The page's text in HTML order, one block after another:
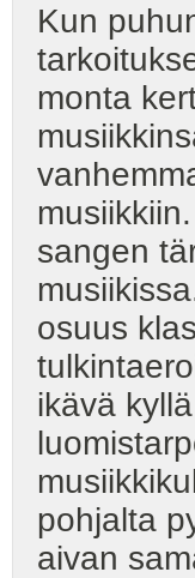
Kun
monta
sangen
osuus
ikävä
pohjalta
aivan